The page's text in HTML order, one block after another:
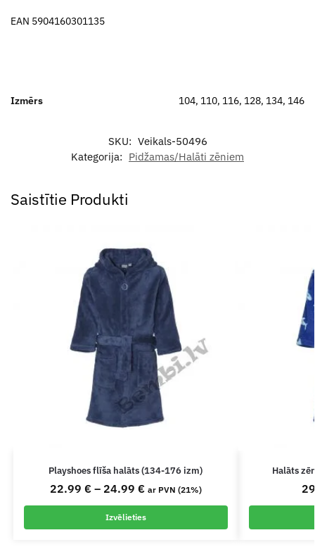
EAN 5904160301135
Izmērs 104, 110, 116, 128, 134, 146
SKU: Veikals-50496
Kategorija: Pidžamas/Halāti zēniem
Saistītie Produkti
Playshoes flīša halāts (134-176 izm)
22.99 € – 24.99 € ar PVN (21%)
Izvēlieties
Halāts